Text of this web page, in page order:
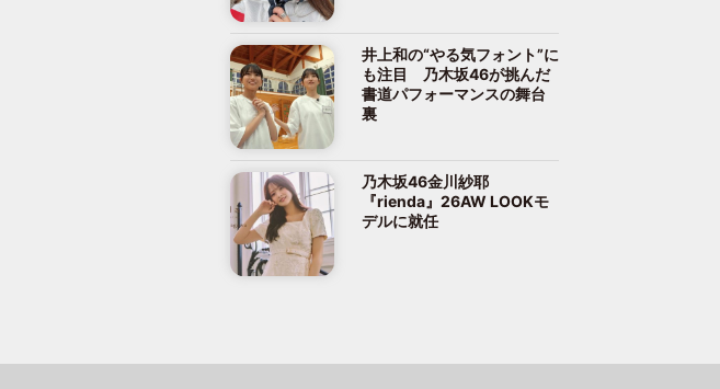
井上和の“やる気フォント”に
も注目 乃木坂46が挑んだ
書道パフォーマンスの舞台
裏
乃木坂46金川紗耶
『rienda』26AW LOOKモ
デルに就任